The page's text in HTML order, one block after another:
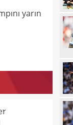
yarın